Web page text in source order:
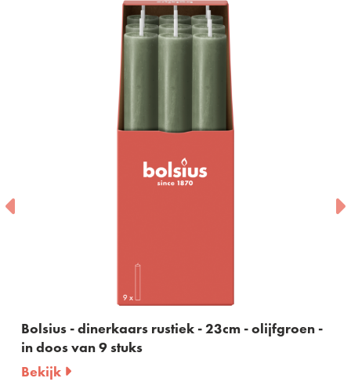
- olijfgroen -
Bolsius - dinerkaars rustiek -
in doos van 9 stuks